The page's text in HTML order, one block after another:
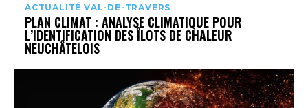
ACTUALITÉ VAL-DE-TRAVERS
PLAN CLIMAT : ANALYSE CLIMATIQUE POUR
L’IDENTIFICATION DES ÎLOTS DE CHALEUR
NEUCHÂTELOIS